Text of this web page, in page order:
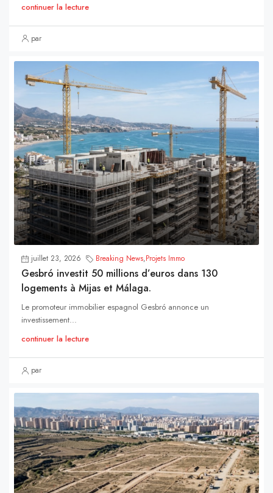
continuer la lecture
par
juillet 23, 2026 Breaking News,Projets Immo
Gesbró investit 50 millions d’euros dans 130
logements à Mijas et Málaga.
Le promoteur immobilier espagnol Gesbró annonce un
investissement...
continuer la lecture
par